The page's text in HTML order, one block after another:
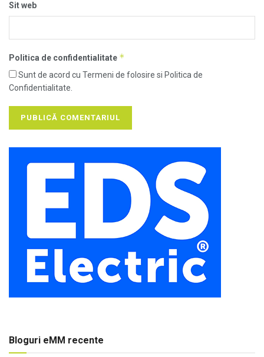
Sit web
Politica de confidentialitate *
Sunt de acord cu Termeni de folosire si Politica de
Confidentialitate.
Bloguri eMM recente